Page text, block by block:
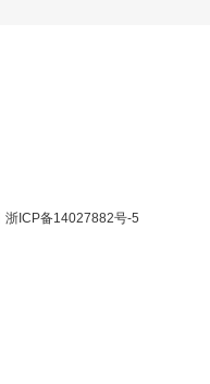
浙ICP备14027882号-5